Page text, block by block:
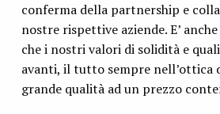
conferma della partnership e
nostre rispettive aziende. E’
che i nostri valori di solidità e
avanti, il tutto sempre nell’ottica
grande qualità ad un prezzo